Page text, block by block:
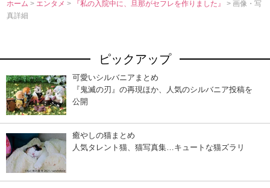
ホーム > エンタメ> 『私の入院中に、旦那がセフレを作りました』> 画像・写
真詳細
ピックアップ
可愛いシルバニアまとめ
『鬼滅の刃』の再現ほか、人気のシルバニア投稿を
公開
癒やしの猫まとめ
人気タレント猫、猫写真集…キュートな猫ズラリ